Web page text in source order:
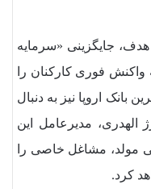
هدف، جایگزینی «سرمایه
فوری کارکنان را
بانک اروپا نیز به دنبال
ژرژ الهدری، مدیرعامل این
مشاغل خاصی را
کرد.